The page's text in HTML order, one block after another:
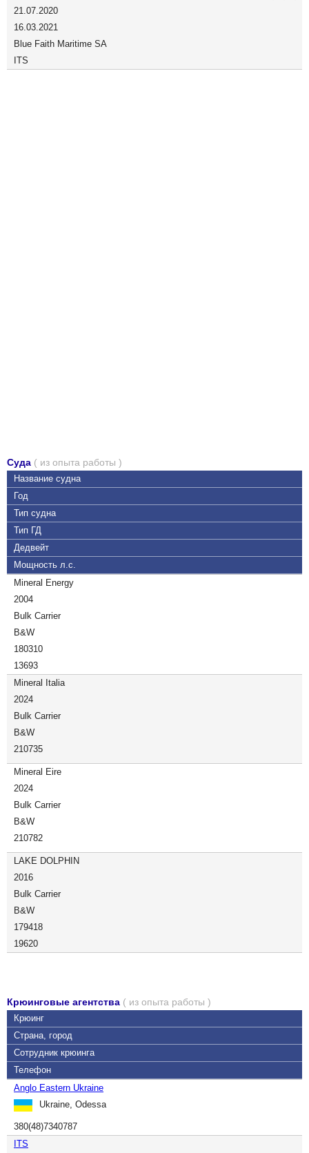
21.07.2020
16.03.2021
Blue Faith Maritime SA
ITS
Суда ( из опыта работы )
Название судна
Год
Тип судна
Тип ГД
Дедвейт
Мощность л.с.
Mineral Energy
2004
Bulk Carrier
B&W
180310
13693
Mineral Italia
2024
Bulk Carrier
B&W
210735
Mineral Eire
2024
Bulk Carrier
B&W
210782
LAKE DOLPHIN
2016
Bulk Carrier
B&W
179418
19620
Крюинговые агентства ( из опыта работы )
Крюинг
Страна, город
Сотрудник крюинга
Телефон
Anglo Eastern Ukraine
Ukraine, Odessa
380(48)7340787
ITS